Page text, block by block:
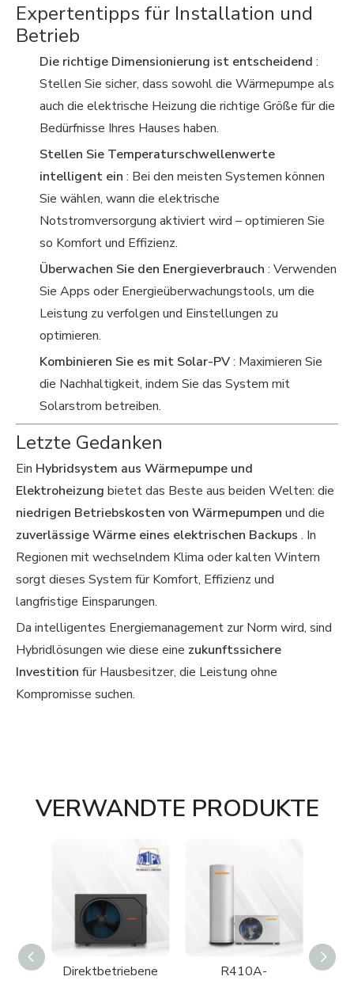
Expertentipps für Installation und
Betrieb
Die richtige Dimensionierung ist entscheidend :
Stellen Sie sicher, dass sowohl die Wärmepumpe als
auch die elektrische Heizung die richtige Größe für die
Bedürfnisse Ihres Hauses haben.
Stellen Sie Temperaturschwellenwerte
intelligent ein : Bei den meisten Systemen können
Sie wählen, wann die elektrische
Notstromversorgung aktiviert wird – optimieren Sie
so Komfort und Effizienz.
Überwachen Sie den Energieverbrauch : Verwenden
Sie Apps oder Energieüberwachungstools, um die
Leistung zu verfolgen und Einstellungen zu
optimieren.
Kombinieren Sie es mit Solar-PV: Maximieren Sie
die Nachhaltigkeit, indem Sie das System mit
Solarstrom betreiben.
Letzte Gedanken
Ein Hybridsystem aus Wärmepumpe und
Elektroheizung bietet das Beste aus beiden Welten: die
niedrigen Betriebskosten von Wärmepumpen und die
zuverlässige Wärme eines elektrischen Backups . In
Regionen mit wechselndem Klima oder kalten Wintern
sorgt dieses System für Komfort, Effizienz und
langfristige Einsparungen.
Da intelligentes Energiemanagement zur Norm wird, sind
Hybridlösungen wie diese eine zukunftssichere
Investition für Hausbesitzer, die Leistung ohne
Kompromisse suchen.
VERWANDTE PRODUKTE
Direktbetriebene
R410A-